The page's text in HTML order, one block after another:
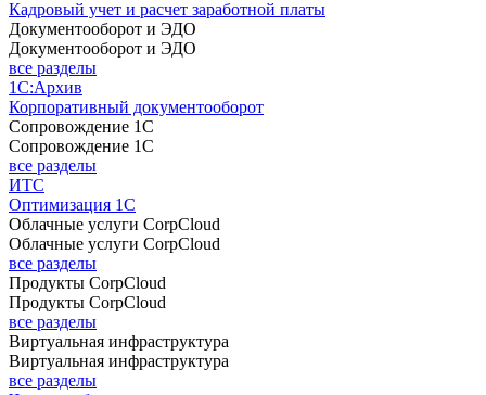
Кадровый учет и расчет заработной платы
Документооборот и ЭДО
Документооборот и ЭДО
все разделы
1С:Архив
Корпоративный документооборот
Сопровождение 1С
Сопровождение 1С
все разделы
ИТС
Оптимизация 1С
Облачные услуги CorpCloud
Облачные услуги CorpCloud
все разделы
Продукты CorpCloud
Продукты CorpCloud
все разделы
Виртуальная инфраструктура
Виртуальная инфраструктура
все разделы